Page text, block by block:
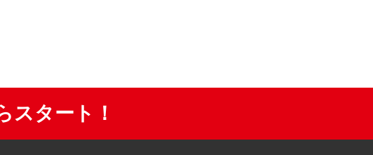
スタート！